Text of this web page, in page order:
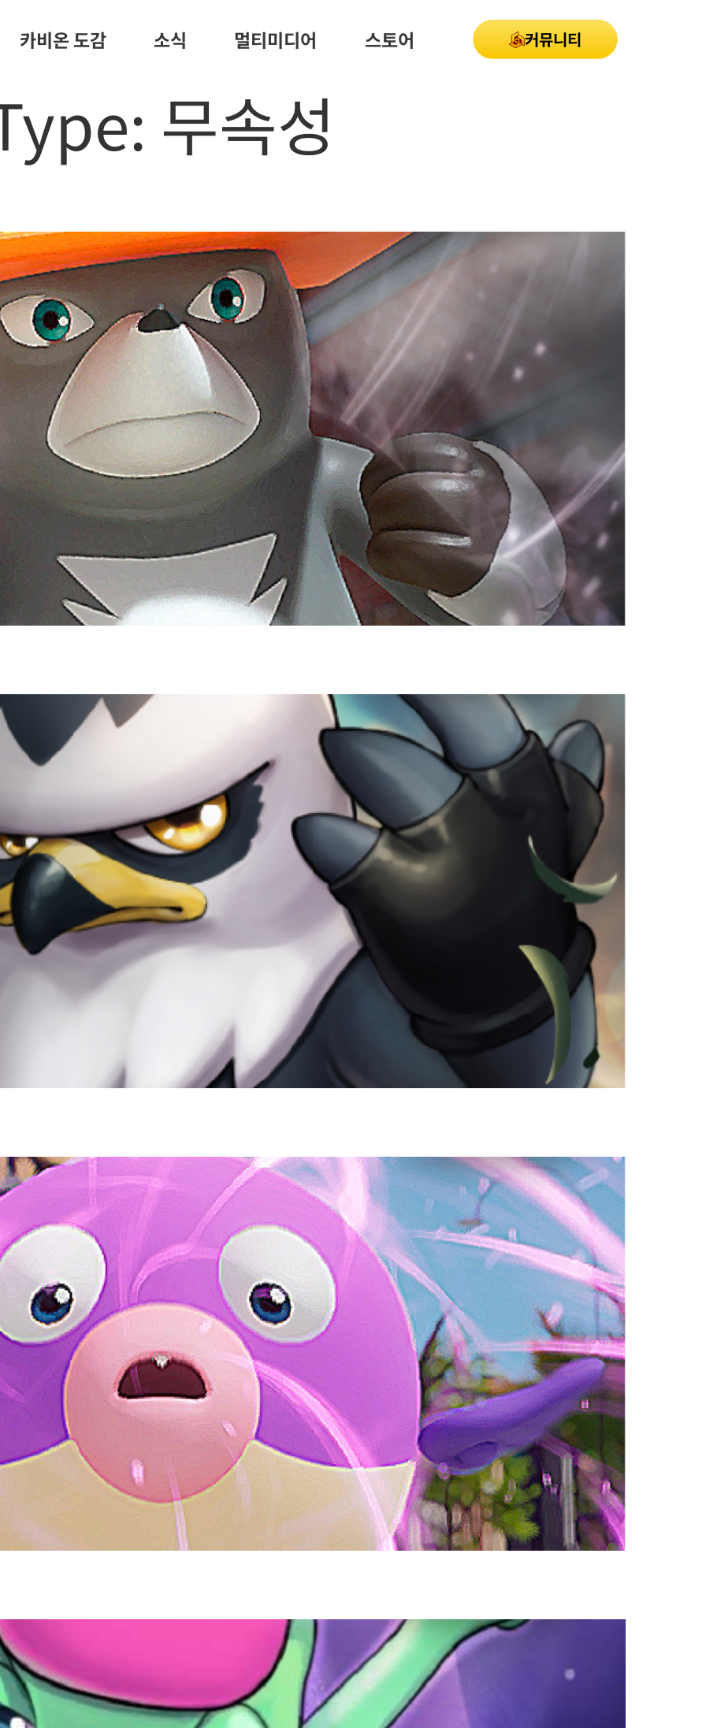
카비온 도감 소식 멀티미디어 스토어 커뮤니티
무속성